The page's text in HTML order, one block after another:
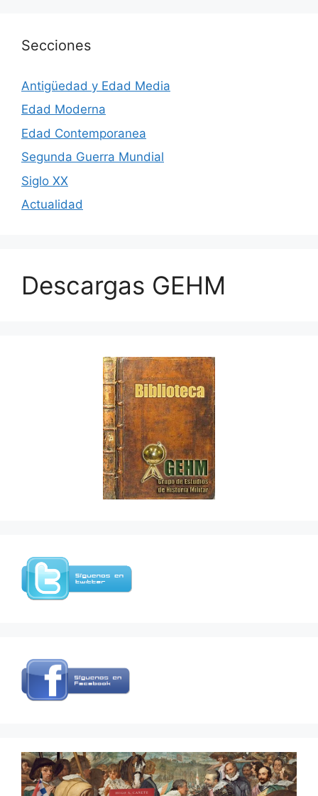
Secciones
Antigüedad y Edad Media
Edad Moderna
Edad Contemporanea
Segunda Guerra Mundial
Siglo XX
Actualidad
Descargas GEHM